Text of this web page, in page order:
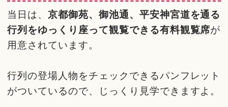
当日は、京都御苑、御池通、平安神宮道を通る
行列をゆっくり座って観覧できる有料観覧席が
用意されています。
行列の登場人物をチェックできるパンフレット
がついているので、じっくり見学できますよ。